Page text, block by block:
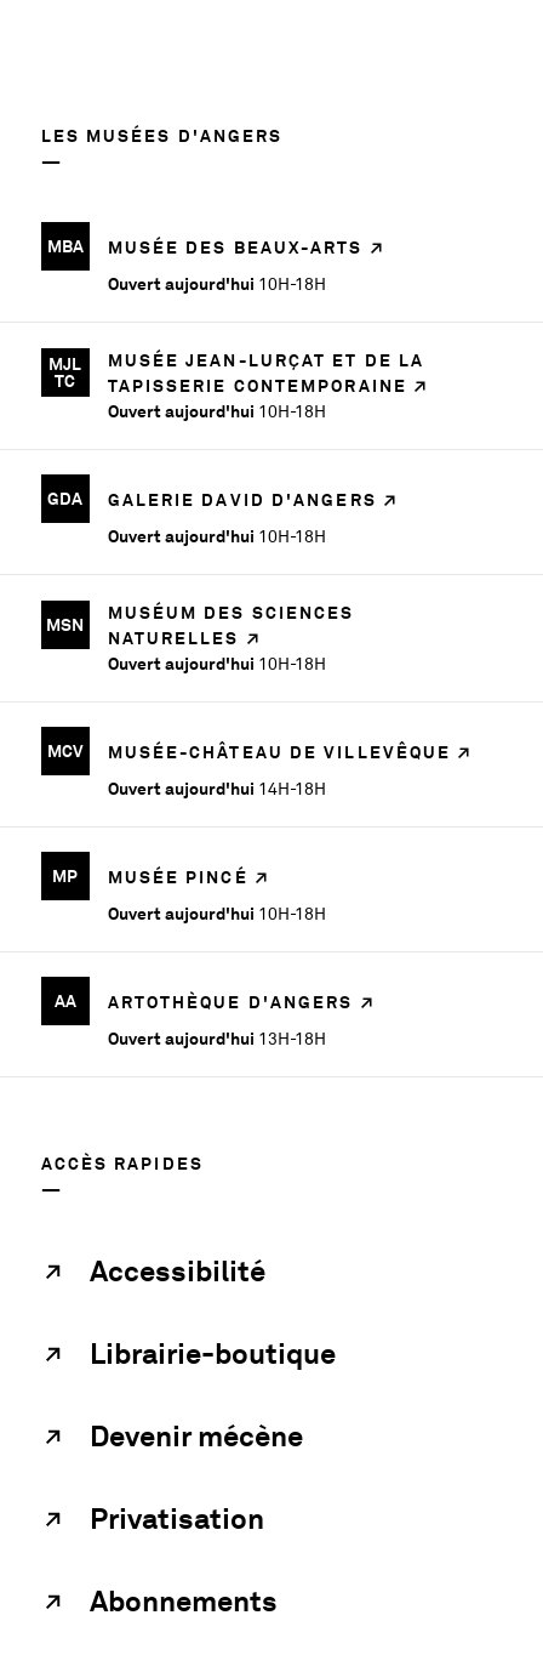
LES MUSÉES D'ANGERS
MBA
MUSÉE DES BEAUX-ARTS
Ouvert aujourd'hui 10H-18H
MJL
TC
MUSÉE JEAN-LURÇAT ET DE LA
TAPISSERIE CONTEMPORAINE
Ouvert aujourd'hui 10H-18H
GDA
GALERIE DAVID D'ANGERS
Ouvert aujourd'hui 10H-18H
MSN
MUSÉUM DES SCIENCES
NATURELLES
Ouvert aujourd'hui 10H-18H
MCV
MUSÉE-CHÂTEAU DE VILLEVÊQUE
Ouvert aujourd'hui 14H-18H
MP
MUSÉE PINCÉ
Ouvert aujourd'hui 10H-18H
AA
ARTOTHÈQUE D'ANGERS
Ouvert aujourd'hui 13H-18H
ACCÈS RAPIDES
Accessibilité
Librairie-boutique
Devenir mécène
Privatisation
Abonnements